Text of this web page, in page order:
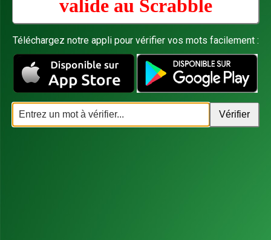
valide au Scrabble
Téléchargez notre appli pour vérifier vos mots facilement :